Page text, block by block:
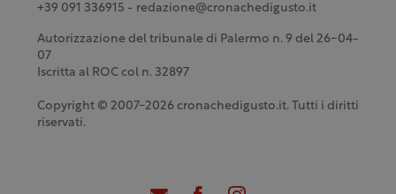
+39 091 336915 - redazione@cronachedigusto.it
Autorizzazione del tribunale di Palermo n. 9 del 26-04-
07
Iscritta al ROC col n. 32897
Copyright © 2007-2026 cronachedigusto.it. Tutti i diritti
riservati.